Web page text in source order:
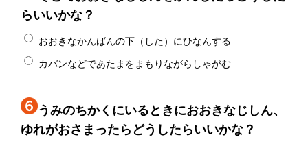
らいいかな？
おおきなかんばんの下（した）にひなんする
カバンなどであたまをまもりながらしゃがむ
うみのちかくにいるときにおおきなじしん、
ゆれがおさまったらどうしたらいいかな？